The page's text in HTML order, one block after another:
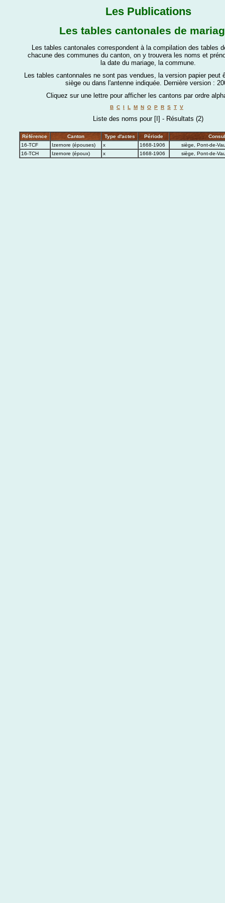
Les Publications
Les tables cantonales de
Les tables cantonales correspondent à la compilation des tables
chacune des communes du canton, on y trouvera les noms et
la date du mariage, la commune.
Les tables cantonnales ne sont pas vendues, la version papier peut
siège ou dans l'antenne indiquée. Dernière version :
Cliquez sur une lettre pour afficher les cantons par ordre
B C I L M N O P R S T V
Liste des noms pour [I] - Résultats (2)
Référence Canton Type d'actes Période
16-TCF
Izernore (épouses) x 1668-1906
siège, Pont-de-
16-TCH
Izernore (époux) x 1668-1906 siège, Pont-de-